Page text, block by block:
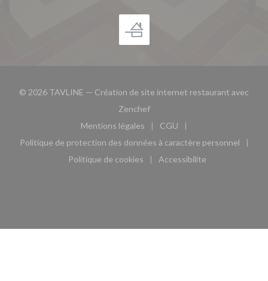
© 2026 TAVLINE — Création de site internet restaurant avec
Zenchef((ouvre une nouvelle fenêtre))
Mentions légales
((ouvre une nouvelle fenêtre))
CGU
((ouvre une nouvelle
Politique de protection des données à caractère personnel
((ouvre une nouvelle fenêtre))
Politique de cookies
((ouvre une nouvelle fenêtre))
Accessibilite